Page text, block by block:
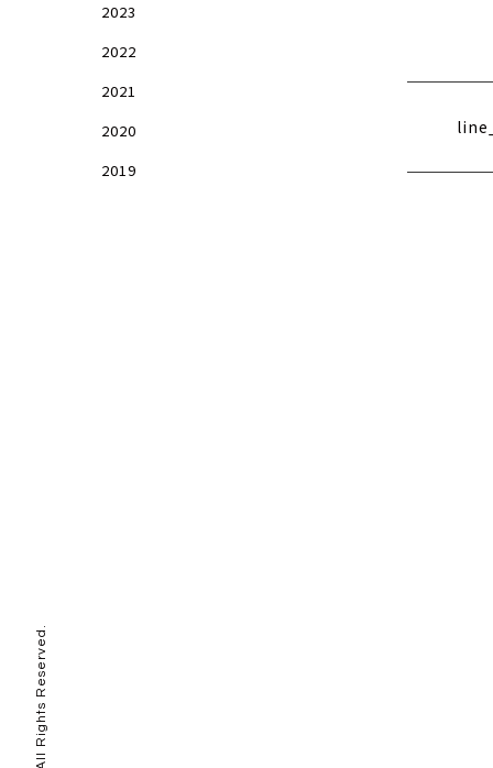
2023
2022
2021
2020
2019